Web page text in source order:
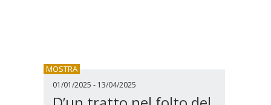
MOSTRA
01/01/2025 - 13/04/2025